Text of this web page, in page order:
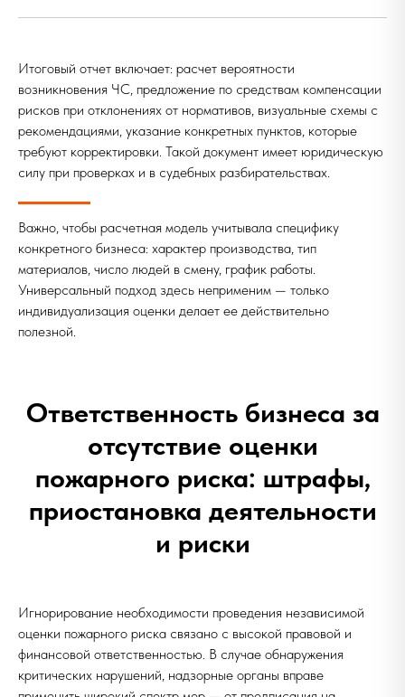
Итоговый отчет включает: расчет вероятности
возникновения ЧС, предложение по средствам компенсации
рисков при отклонениях от нормативов, визуальные схемы с
рекомендациями, указание конкретных пунктов, которые
требуют корректировки. Такой документ имеет юридическую
силу при проверках и в судебных разбирательствах.
Важно, чтобы расчетная модель учитывала специфику
конкретного бизнеса: характер производства, тип
материалов, число людей в смену, график работы.
Универсальный подход здесь неприменим — только
индивидуализация оценки делает ее действительно
полезной.
Ответственность бизнеса за
отсутствие оценки
пожарного риска: штрафы,
приостановка деятельности
и риски
Игнорирование необходимости проведения независимой
оценки пожарного риска связано с высокой правовой и
финансовой ответственностью. В случае обнаружения
критических нарушений, надзорные органы вправе